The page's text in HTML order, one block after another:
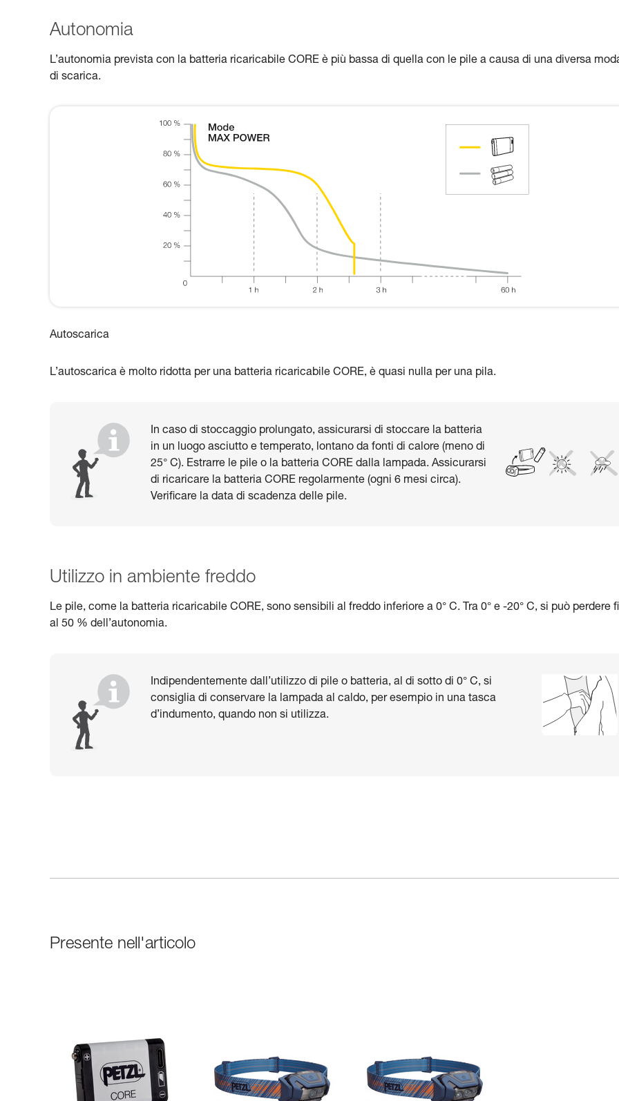
Autonomia
L’autonomia prevista con la batteria ricaricabile CORE è più bassa di quella con le pile a causa di una diversa
di scarica.
Autoscarica
L’autoscarica è molto ridotta per una batteria ricaricabile CORE, è quasi nulla per una pila.
In caso di stoccaggio prolungato, assicurarsi di stoccare la batteria
in un luogo asciutto e temperato, lontano da fonti di calore (meno di
25° C). Estrarre le pile o la batteria CORE dalla lampada. Assicurarsi
di ricaricare la batteria CORE regolarmente (ogni 6 mesi circa).
Verificare la data di scadenza delle pile.
Utilizzo in ambiente freddo
Le pile, come la batteria ricaricabile CORE, sono sensibili al freddo inferiore a 0° C. Tra 0° e -20° C, si può perdere
al 50 % dell’autonomia.
Indipendentemente dall’utilizzo di pile o batteria, al di sotto di 0° C, si
consiglia di conservare la lampada al caldo, per esempio in una tasca
d’indumento, quando non si utilizza.
Presente nell'articolo